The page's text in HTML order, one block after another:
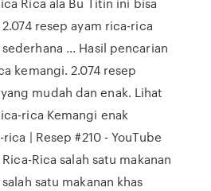
resep ayam rica-rica
... Hasil pencarian
kemangi. 2.074 resep
mudah dan enak. Lihat
rica Kemangi enak
| Resep #210 - YouTube
Rica-Rica salah satu makanan
satu makanan khas